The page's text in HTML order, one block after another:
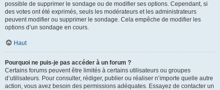
possible de supprimer le sondage ou de modifier ses options. Cependant, si
des votes ont été exprimés, seuls les modérateurs et les administrateurs
peuvent modifier ou supprimer le sondage. Cela empêche de modifier les
options d’un sondage en cours.
Haut
Pourquoi ne puis-je pas accéder à un forum ?
Certains forums peuvent être limités à certains utilisateurs ou groupes
d’utilisateurs. Pour consulter, rédiger, publier ou réaliser n’importe quelle autre
action, vous avez besoin des permissions adéquates. Essayez de contacter un